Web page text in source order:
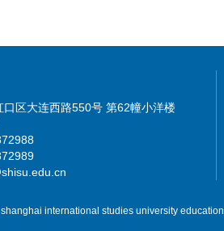
口区大连西路550号 第62幢小洋楼
international studies university